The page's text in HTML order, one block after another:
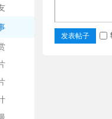
发表帖子